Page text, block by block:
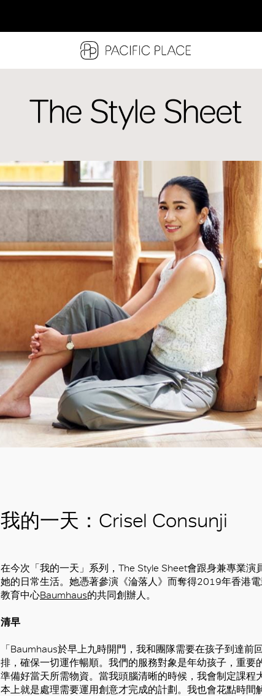
The Style Sheet
我的一天：Crisel Consunji
在今次「我的一天」系列，The Style Sheet會跟身兼專業
她的日常生活。她憑著參演《淪落人》而奪得2019年香港
教育中心Baumhaus的共同創辦人。
清早
「Baumhaus於早上九時開門，我和團隊需要在孩子到達
排，確保一切運作暢順。我們的服務對象是年幼孩子，重要
準備好當天所需物資。當我頭腦清晰的時候，我會制定課
本上就是處理需要運用創意才完成的計劃。我也會花點時